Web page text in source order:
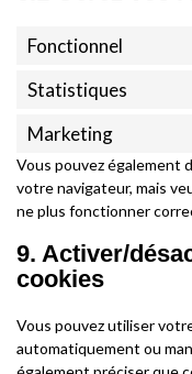
Fonctionnel
Statistiques
Marketing
Vous pouvez également
votre navigateur, mais
ne plus fonctionner
9. Activer/
cookies
Vous pouvez utiliser
automatiquement ou